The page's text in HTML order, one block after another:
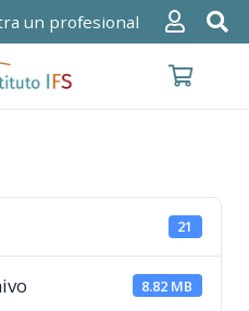
un profesional
21
8.82 MB